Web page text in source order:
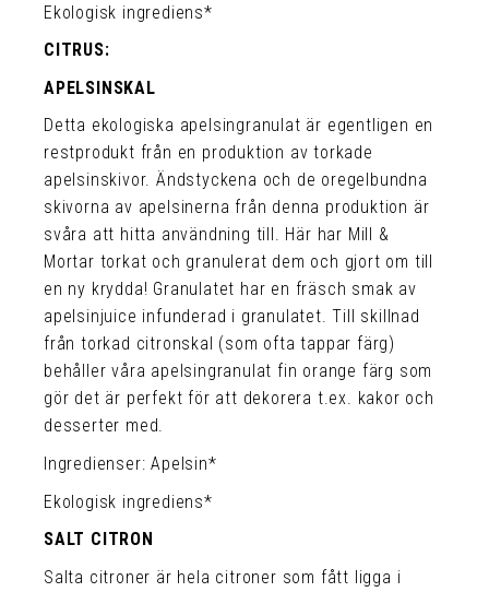
Ekologisk ingrediens*
CITRUS:
APELSINSKAL
Detta ekologiska apelsingranulat är egentligen en
restprodukt från en produktion av torkade
apelsinskivor. Ändstyckena och de oregelbundna
skivorna av apelsinerna från denna produktion är
svåra att hitta användning till. Här har Mill &
Mortar torkat och granulerat dem och gjort om till
en ny krydda! Granulatet har en fräsch smak av
apelsinjuice infunderad i granulatet. Till skillnad
från torkad citronskal (som ofta tappar färg)
behåller våra apelsingranulat fin orange färg som
gör det är perfekt för att dekorera t.ex. kakor och
desserter med.
Ingredienser: Apelsin*
Ekologisk ingrediens*
SALT CITRON
Salta citroner är hela citroner som fått ligga i